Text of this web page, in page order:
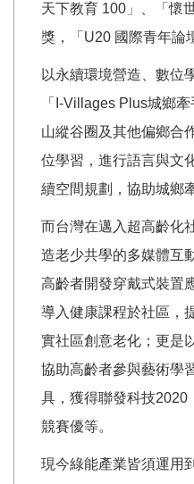
天下教育 100」、「懷
獎，「U20 國際青年論
以永續環境營造、數位
「I-Villages Plus城鄉
山縱谷圈及其他偏鄉合
位學習，進行語言與文
續空間規劃，協助城鄉
而台灣在邁入超高齡化
造老少共學的多媒體互
高齡者開發穿戴式裝置
導入健康課程於社區，
實社區創意老化；更是
協助高齡者參與藝術學
具，獲得聯發科技2020
競賽優等。
現今綠能產業皆須運用